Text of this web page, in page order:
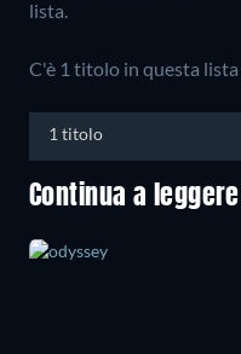
lista.
C'è 1 titolo in questa
1 titolo
Continua a leggere